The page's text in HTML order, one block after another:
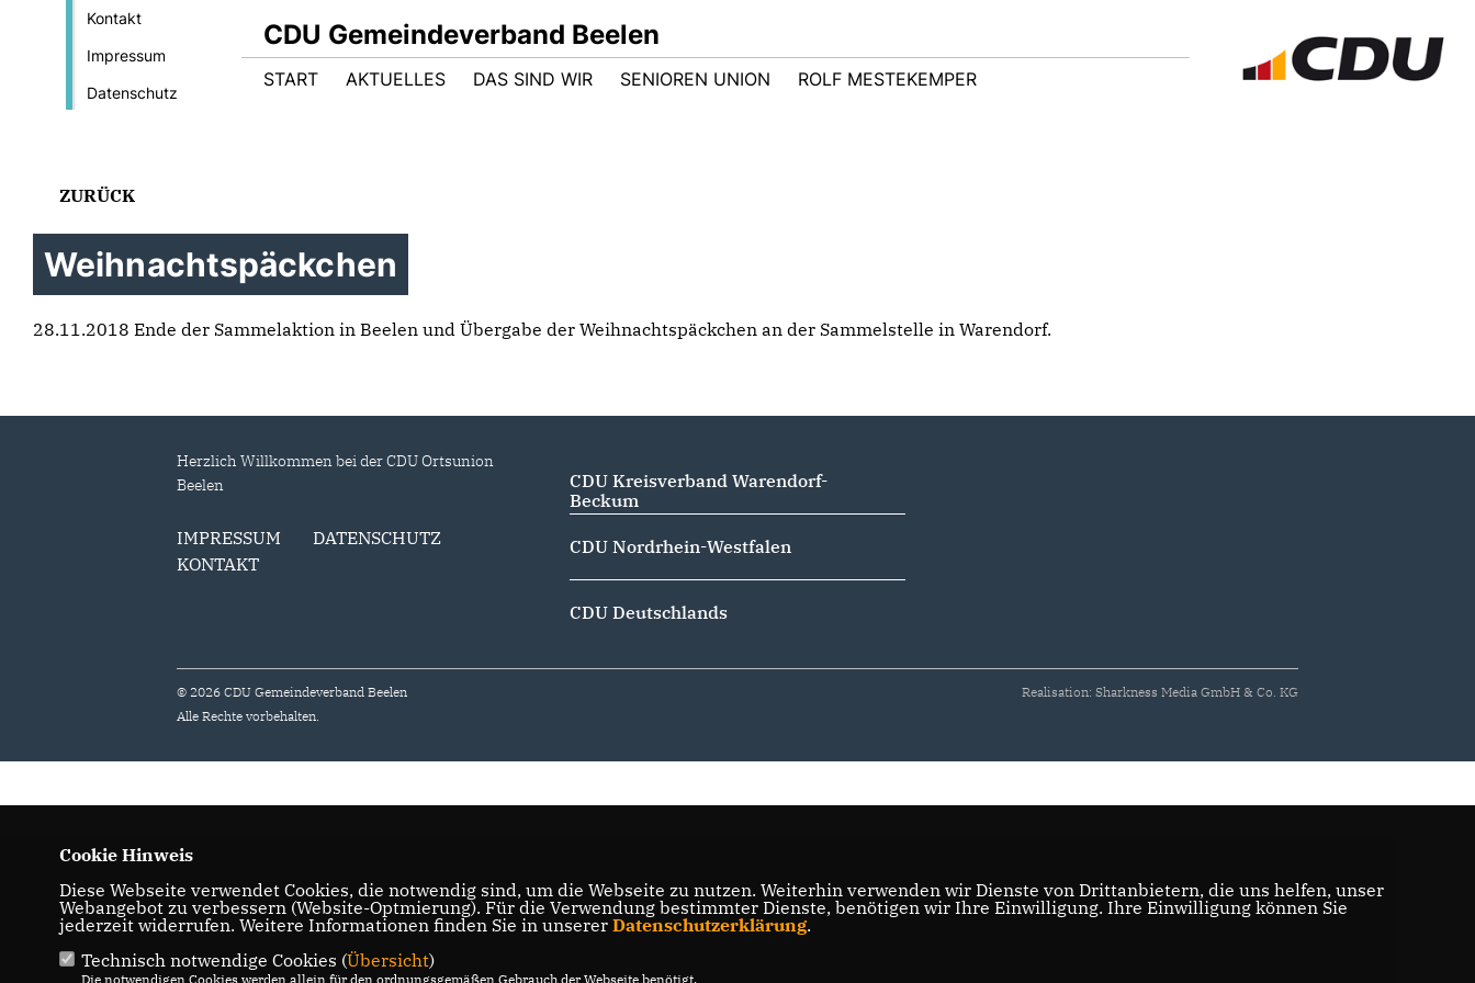
Kontakt
Impressum
Datenschutz
CDU Gemeindeverband Beelen
START AKTUELLES DAS SIND WIR SENIOREN UNION ROLF MESTEKEMPER
ZURÜCK
Weihnachtspäckchen
28.11.2018 Ende der Sammelaktion in Beelen und Übergabe der Weihnachtspäckchen an der Sammelstelle in Warendorf.
Herzlich Willkommen bei der CDU Ortsunion
Beelen
IMPRESSUM
DATENSCHUTZ
KONTAKT
CDU Kreisverband Warendorf-
Beckum
CDU Nordrhein-Westfalen
CDU Deutschlands
© 2026 CDU Gemeindeverband Beelen
Alle Rechte vorbehalten.
Realisation: Sharkness Media GmbH & Co. KG
Cookie Hinweis
Diese Webseite verwendet Cookies, die notwendig sind, um die Webseite zu nutzen. Weiterhin verwenden wir Dienste von Drittanbietern, die uns helfen, unser
Webangebot zu verbessern (Website-Optmierung). Für die Verwendung bestimmter Dienste, benötigen wir Ihre Einwilligung. Ihre Einwilligung können Sie
jederzeit widerrufen. Weitere Informationen finden Sie in unserer Datenschutzerklärung.
Technisch notwendige Cookies (Übersicht)
Die notwendigen Cookies werden allein für den ordnungsgemäßen Gebrauch der Webseite benötigt.